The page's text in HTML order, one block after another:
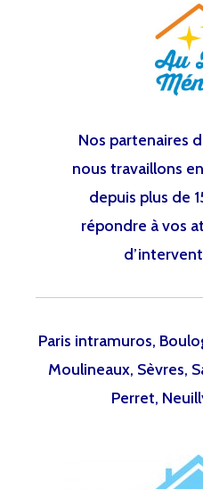
Nos partenaires
nous travaillons
depuis plus de
répondre à vos
Paris intramuros,
Moulineaux, Sèvres,
Perret,